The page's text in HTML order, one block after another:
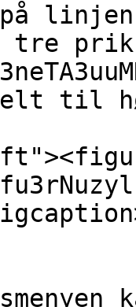
til